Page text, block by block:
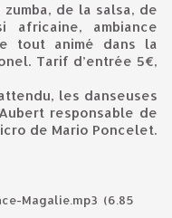
de la salsa, de
africaine, ambiance
tout animé dans la
Tarif d’entrée 5€,
les danseuses
responsable de
de Mario Poncelet.
Magalie.mp3 (6.85